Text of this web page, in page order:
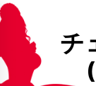
コ
ン
チ